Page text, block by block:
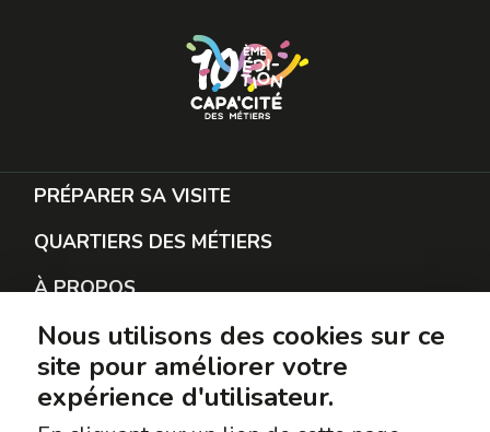
PRÉPARER SA VISITE
QUARTIERS DES MÉTIERS
À PROPOS
RESTER EN CONTACT
PROTECTION DES DONNÉES
SUIVEZ-NOUS
Nous utilisons des cookies sur ce
site pour améliorer votre
expérience d'utilisateur.